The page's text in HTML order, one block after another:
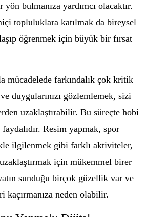
bulmanıza yardımcı olacaktır.
topluluklara katılmak da bireysel
öğrenmek için büyük bir fırsat
mücadelede farkındalık çok kritik
duygularınızı gözlemlemek, sizi
uzaklaştırabilir. Bu süreçte hobi
Resim yapmak, spor
ilgilenmek gibi farklı aktiviteler,
için mükemmel birer
sunduğu birçok güzellik var ve
kaçırmanıza neden olabilir.